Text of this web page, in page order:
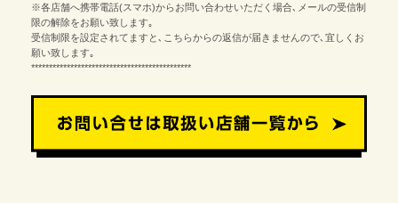
※各店舗へ携帯電話(スマホ)からお問い合わせいただく場合､メールの受信制
限の解除をお願い致します｡
受信制限を設定されてますと､こちらからの返信が届きませんので､宜しくお
願い致します｡
*********************************************